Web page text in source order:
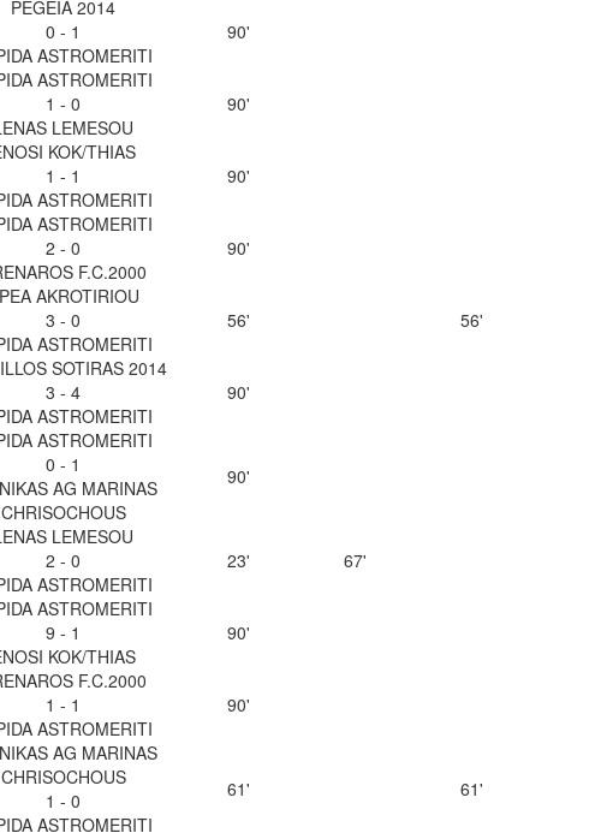
PEGEIA 2014
0 - 1
ASTROMERITI
90'
ASTROMERITI
1 - 0
LEMESOU
90'
KOK/THIAS
1 - 1
ASTROMERITI
90'
ASTROMERITI
2 - 0
F.C.2000
90'
AKROTIRIOU
3 - 0
ASTROMERITI
56'
56'
SOTIRAS 2014
3 - 4
ASTROMERITI
90'
ASTROMERITI
0 - 1
AG MARINAS
CHRISOCHOUS
90'
LEMESOU
2 - 0
ASTROMERITI
23'
67'
ASTROMERITI
9 - 1
KOK/THIAS
90'
F.C.2000
1 - 1
ASTROMERITI
90'
AG MARINAS
CHRISOCHOUS
1 - 0
ASTROMERITI
61' 61'